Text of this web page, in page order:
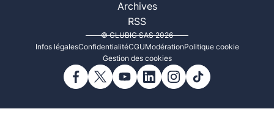
Archives
RSS
© CLUBIC SAS 2026
Infos légalesConfidentialitéCGUModérationPolitique cookie
Gestion des cookies